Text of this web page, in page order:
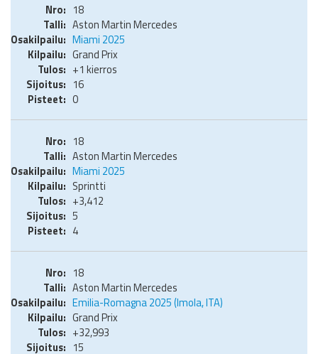
18
Aston Martin Mercedes
Miami 2025
Grand Prix
+1 kierros
16
0
18
Aston Martin Mercedes
Miami 2025
Sprintti
+3,412
5
4
18
Aston Martin Mercedes
Emilia-Romagna 2025 (Imola, ITA)
Grand Prix
+32,993
15